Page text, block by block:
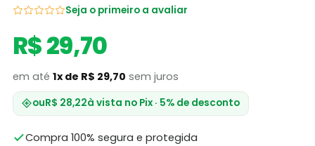
Seja o primeiro a avaliar
R$ 29,70
em até 1x de R$ 29,70 sem juros
ouR$ 28,22à vista no Pix · 5% de desconto
Compra 100% segura e protegida